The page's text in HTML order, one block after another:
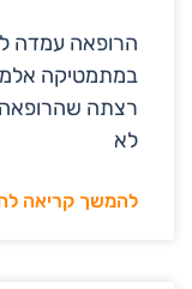
הרופאה עמדה
במתמטיקה
רצתה שהרופאה
לא
להמשך קריאה